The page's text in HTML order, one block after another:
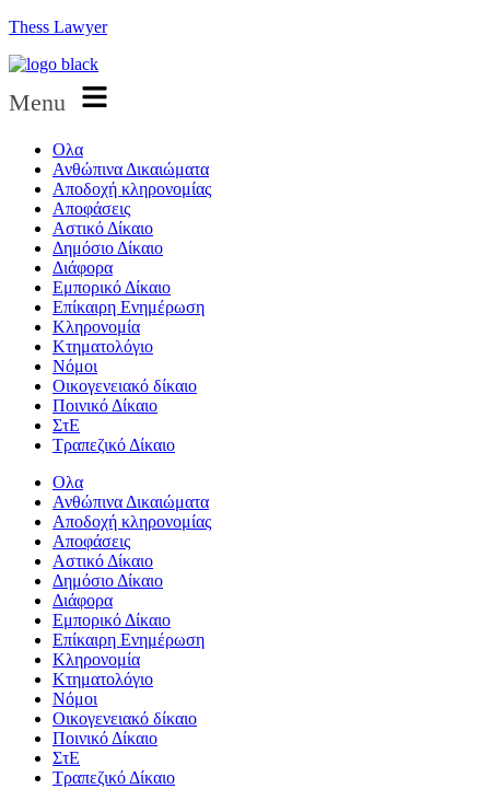
Thess Lawyer
Menu
Ολα
Ανθώπινα Δικαιώματα
Aποδοχή κληρονομίας
Αποφάσεις
Αστικό Δίκαιο
Δημόσιο Δίκαιο
Διάφορα
Εμπορικό Δίκαιο
Επίκαιρη Ενημέρωση
Kληρονομία
Κτηματολόγιο
Νόμοι
Οικογενειακό δίκαιο
Ποινικό Δίκαιο
ΣτΕ
Τραπεζικό Δίκαιο
Ολα
Ανθώπινα Δικαιώματα
Aποδοχή κληρονομίας
Αποφάσεις
Αστικό Δίκαιο
Δημόσιο Δίκαιο
Διάφορα
Εμπορικό Δίκαιο
Επίκαιρη Ενημέρωση
Kληρονομία
Κτηματολόγιο
Νόμοι
Οικογενειακό δίκαιο
Ποινικό Δίκαιο
ΣτΕ
Τραπεζικό Δίκαιο